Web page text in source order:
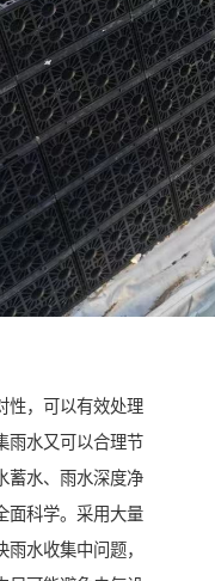
性，可以有效处理
雨水又可以合理节
蓄水、雨水深度净
面科学。采用大量
水收集中问题，